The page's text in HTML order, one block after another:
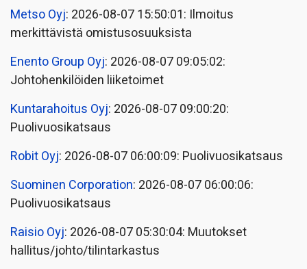
Metso Oyj: 2026-08-07 15:50:01: Ilmoitus
merkittävistä omistusosuuksista
Enento Group Oyj: 2026-08-07 09:05:02:
Johtohenkilöiden liiketoimet
Kuntarahoitus Oyj: 2026-08-07 09:00:20:
Puolivuosikatsaus
Robit Oyj: 2026-08-07 06:00:09: Puolivuosikatsaus
Suominen Corporation: 2026-08-07 06:00:06:
Puolivuosikatsaus
Raisio Oyj: 2026-08-07 05:30:04: Muutokset
hallitus/johto/tilintarkastus